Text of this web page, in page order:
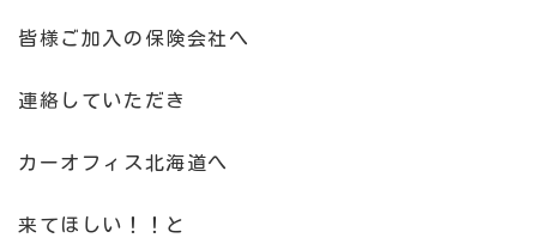
皆様ご加入の保険会社へ
連絡していただき
カーオフィス北海道へ
来てほしい！！と